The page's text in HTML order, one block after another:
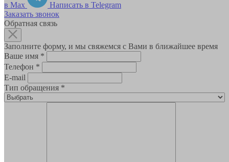
в Max
Написать в Telegram
Заказать звонок
Обратная связь
Заполните форму, и мы свяжемся с Вами в ближайшее время
Ваше имя *
Телефон *
E-mail
Тип обращения *